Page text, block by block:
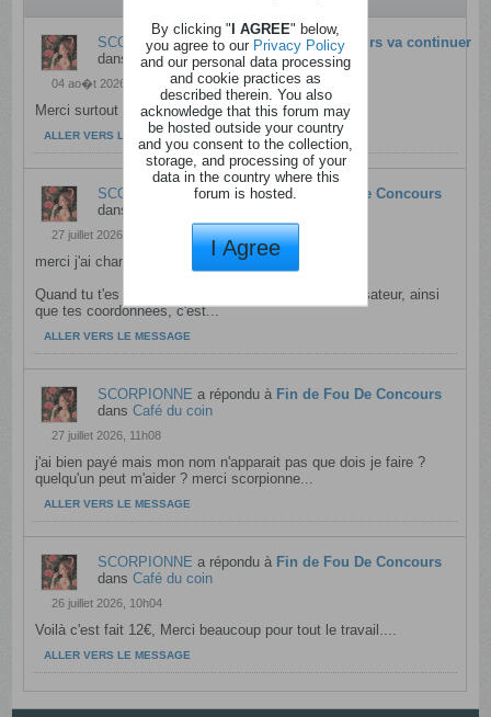
SCORPIONNEa répondu àFoudeconcours va continuer
dans
Café du coin
04 ao�t 2026, 16h10
Merci surtout à Shogoki et à tous les fdc
ALLER VERS LE MESSAGE
SCORPIONNE a répondu àFin de Fou De Concours
dans
27 juillet 2026, 11h24
merci j'ai changé maintenant je me vois .
Quand tu t'es inscrite, tu as dû mettre un nom d'utilisateur, ainsi
que tes coordonnées, c'est...
ALLER VERS LE MESSAGE
SCORPIONNE a répondu à Fin de Fou De Concours
dansCafé du coin
27 juillet 2026, 11h08
j'ai bien payé mais mon nom n'apparait pas que dois je faire ?
quelqu'un peut m'aider ? merci scorpionne...
ALLER VERS LE MESSAGE
SCORPIONNE a répondu à Fin de Fou De Concours
dansCafé du coin
26 juillet 2026, 10h04
Voilà c'est fait 12€, Merci beaucoup pour tout le travail....
ALLER VERS LE MESSAGE
By clicking "I AGREE" below,
you agree to our Privacy Policy
and our personal data processing
and cookie practices as
described therein. You also
acknowledge that this forum may
be hosted outside your country
and you consent to the collection,
storage, and processing of your
data in the country where this
forum is hosted.
I Agree